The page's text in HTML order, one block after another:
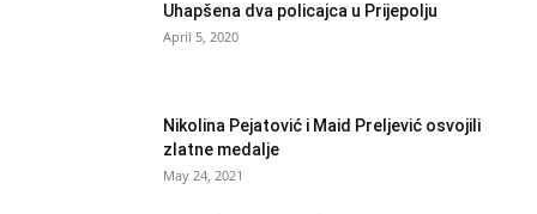
Uhapšena dva policajca u Prijepolju
April 5, 2020
Nikolina Pejatović i Maid Preljević osvojili
zlatne medalje
May 24, 2021